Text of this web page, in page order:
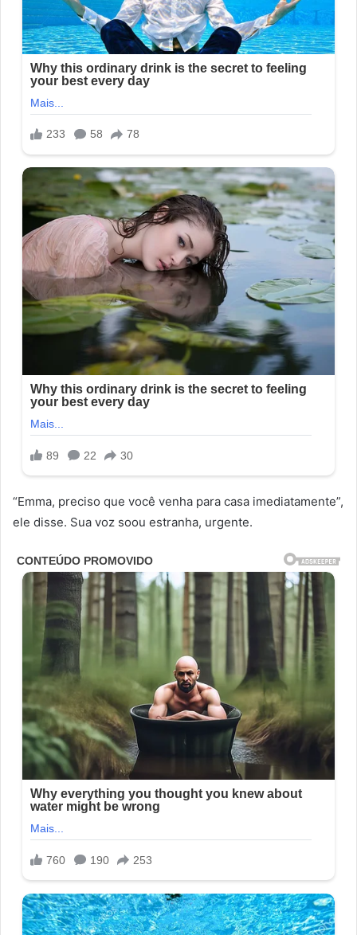
“Emma, ​​preciso que você venha para casa imediatamente”,
ele disse. Sua voz soou estranha, urgente.